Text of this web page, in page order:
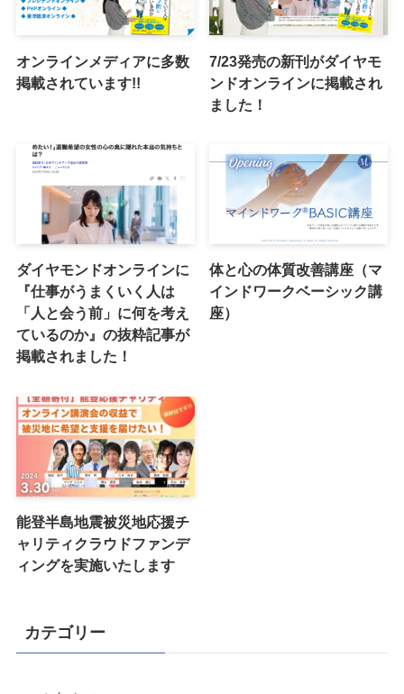
オンラインメディアに多数
掲載されています!!
7/23発売の新刊がダイヤモ
ンドオンラインに掲載され
ました！
ダイヤモンドオンラインに
『仕事がうまくいく人は
「人と会う前」に何を考え
ているのか』の抜粋記事が
掲載されました！
体と心の体質改善講座（マ
インドワークベーシック講
座）
能登半島地震被災地応援チ
ャリティクラウドファンデ
ィングを実施いたします
カテゴリー